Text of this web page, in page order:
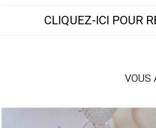
CLIQUEZ-ICI POUR
VOUS